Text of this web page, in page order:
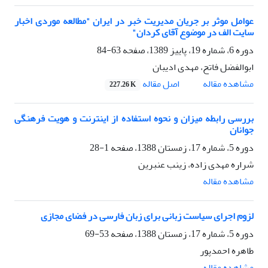
عوامل موثر بر جریان مدیریت خبر در ایران "مطالعه موردی اخبار
سایت الف در موضوع آقای کردان"
دوره 6، شماره 19، پاییز 1389، صفحه
63-84
ابوالفضل فاتح، مهدی ادیبان
مشاهده مقاله
اصل مقاله 227.26 K
بررسی رابطه میزان و نحوه استفاده از اینترنت و هویت فرهنگی
جوانان
دوره 5، شماره 17، زمستان 1388، صفحه
1-28
شراره مهدی زاده، زینب عنبرین
مشاهده مقاله
لزوم اجرای سیاست زبانی برای زبان فارسی در فضای مجازی
دوره 5، شماره 17، زمستان 1388، صفحه
53-69
طاهره احمدپور